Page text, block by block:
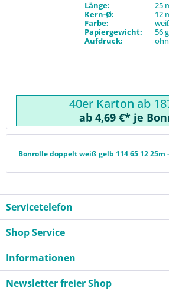
Länge:
25
Kern-Ø:
12
Farbe:
Papiergewicht:
56
Aufdruck:
40er Karton ab
ab 4,69 €* je
Bonrolle doppelt weiß gelb 114 65 12 25m
Servicetelefon
Shop Service
Informationen
Newsletter freier Shop